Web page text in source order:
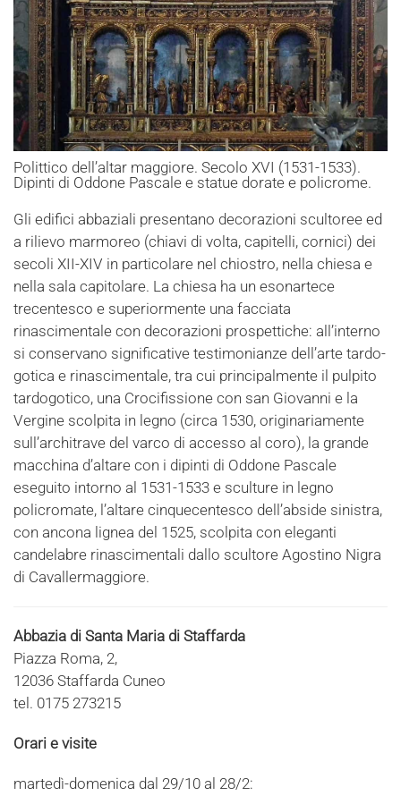
Polittico dell’altar maggiore. Secolo XVI (1531-1533).
Dipinti di Oddone Pascale e statue dorate e policrome.
Gli edifici abbaziali presentano decorazioni scultoree ed
a rilievo marmoreo (chiavi di volta, capitelli, cornici) dei
secoli XII-XIV in particolare nel chiostro, nella chiesa e
nella sala capitolare. La chiesa ha un esonartece
trecentesco e superiormente una facciata
rinascimentale con decorazioni prospettiche: all’interno
si conservano significative testimonianze dell’arte tardo-
gotica e rinascimentale, tra cui principalmente il pulpito
tardogotico, una Crocifissione con san Giovanni e la
Vergine scolpita in legno (circa 1530, originariamente
sull’architrave del varco di accesso al coro), la grande
macchina d’altare con i dipinti di Oddone Pascale
eseguito intorno al 1531-1533 e sculture in legno
policromate, l’altare cinquecentesco dell’abside sinistra,
con ancona lignea del 1525, scolpita con eleganti
candelabre rinascimentali dallo scultore Agostino Nigra
di Cavallermaggiore.
Abbazia di Santa Maria di Staffarda
Piazza Roma, 2,
12036 Staffarda Cuneo
tel. 0175 273215
Orari e visite
martedì-domenica dal 29/10 al 28/2: